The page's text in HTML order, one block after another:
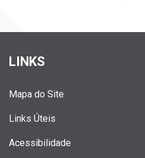
LINKS
Mapa do Site
Links Úteis
Acessibilidade